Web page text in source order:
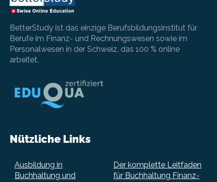
BetterStudy ist das einzige Berufsbildungsinstitut für
Berufe im Finanz- und Rechnungswesen sowie im
Personalwesen in der Schweiz, das 100 % online
arbeitet.
Nützliche Links
Ausbildung in
Buchhaltung und
Der komplette Leitfaden
für Buchhaltung Finanz-